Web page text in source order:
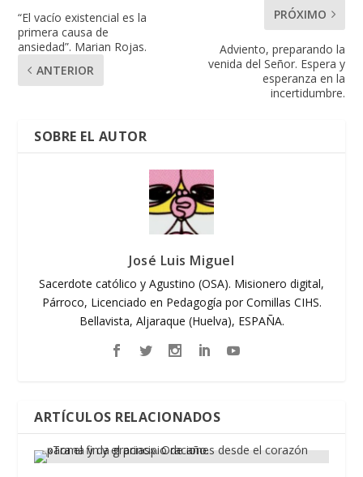
“El vacío existencial es la
primera causa de
ansiedad”. Marian Rojas.
ANTERIOR
PRÓXIMO
Adviento, preparando la
venida del Señor. Espera y
esperanza en la
incertidumbre.
SOBRE EL AUTOR
José Luis Miguel
Sacerdote católico y Agustino (OSA). Misionero digital,
Párroco, Licenciado en Pedagogía por Comillas CIHS.
Bellavista, Aljaraque (Huelva), ESPAÑA.
ARTÍCULOS RELACIONADOS